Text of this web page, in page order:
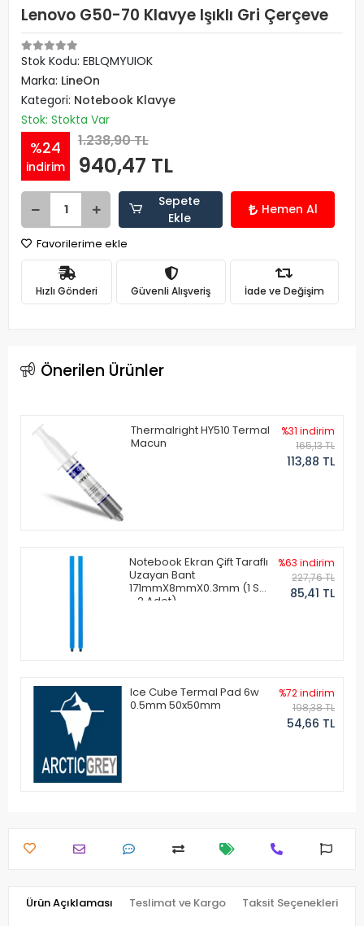
Lenovo G50-70 Klavye Işıklı Gri Çerçeve
Stok Kodu: EBLQMYUIOK
Marka: LineOn
Kategori: Notebook Klavye
Stok: Stokta Var
%24
indirim
1.238,90 TL
940,47 TL
Sepete
Ekle
Hemen Al
Favorilerime ekle
Hızlı Gönderi Güvenli Alışveriş İade ve Değişim
Önerilen Ürünler
Thermalright HY510 Termal
Macun
%31 indirim
165,13 TL
113,88 TL
Notebook Ekran Çift Taraflı
Uzayan Bant
171mmX8mmX0.3mm (1 Set
- 2 Adet)
%63 indirim
227,76 TL
85,41 TL
Ice Cube Termal Pad 6w
0.5mm 50x50mm
%72 indirim
198,38 TL
54,66 TL
Ürün Açıklaması Teslimat ve Kargo Taksit Seçenekleri